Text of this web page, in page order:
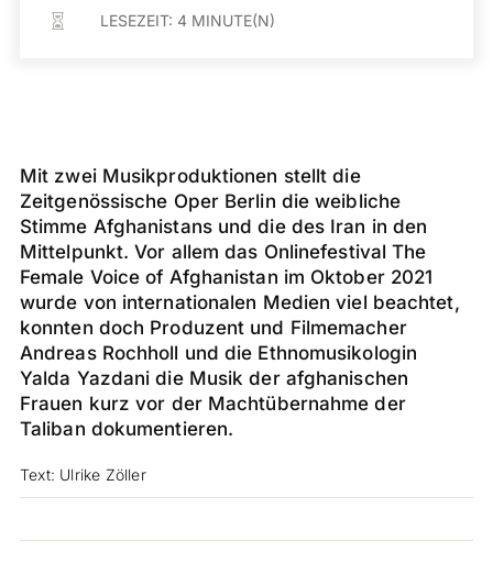
 LESEZEIT: 4 MINUTE(N)
Mit zwei Musikproduktionen stellt die
Zeitgenössische Oper Berlin die weibliche
Stimme Afghanistans und die des Iran in den
Mittelpunkt. Vor allem das Onlinefestival The
Female Voice of Afghanistan im Oktober 2021
wurde von internationalen Medien viel beachtet,
konnten doch Produzent und Filmemacher
Andreas Rochholl und die Ethnomusikologin
Yalda Yazdani die Musik der afghanischen
Frauen kurz vor der Machtübernahme der
Taliban dokumentieren.
Text: Ulrike Zöller